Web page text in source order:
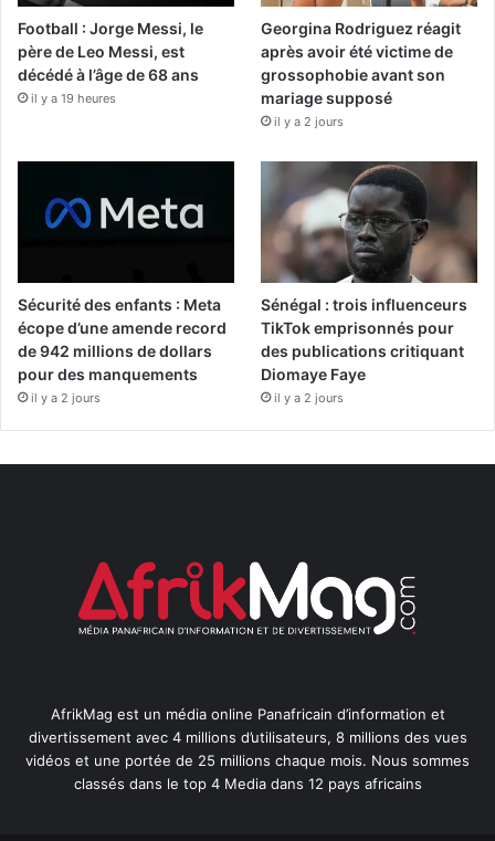
Football : Jorge Messi, le
père de Leo Messi, est
décédé à l’âge de 68 ans
il y a 19 heures
Georgina Rodriguez réagit
après avoir été victime de
grossophobie avant son
mariage supposé
il y a 2 jours
Sécurité des enfants : Meta
écope d’une amende record
de 942 millions de dollars
pour des manquements
il y a 2 jours
Sénégal : trois influenceurs
TikTok emprisonnés pour
des publications critiquant
Diomaye Faye
il y a 2 jours
AfrikMag est un média online Panafricain d’information et
divertissement avec 4 millions d’utilisateurs, 8 millions des vues
vidéos et une portée de 25 millions chaque mois. Nous sommes
classés dans le top 4 Media dans 12 pays africains